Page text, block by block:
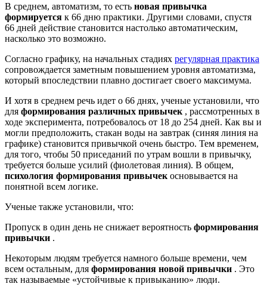
В среднем, автоматизм, то есть новая привычка
формируется к 66 дню практики. Другими словами, спустя
66 дней действие становится настолько автоматическим,
насколько это возможно.
Согласно графику, на начальных стадиях регулярная практика
сопровождается заметным повышением уровня автоматизма,
который впоследствии плавно достигает своего максимума.
И хотя в среднем речь идет о 66 днях, ученые установили, что
для формирования различных привычек , рассмотренных в
ходе эксперимента, потребовалось от 18 до 254 дней. Как вы и
могли предположить, стакан воды на завтрак (синяя линия на
графике) становится привычкой очень быстро. Тем временем,
для того, чтобы 50 приседаний по утрам вошли в привычку,
требуется больше усилий (фиолетовая линия). В общем,
психология формирования привычек основывается на
понятной всем логике.
Ученые также установили, что:
Пропуск в один день не снижает вероятность формирования
привычки .
Некоторым людям требуется намного больше времени, чем
всем остальным, для формирования новой привычки . Это
так называемые «устойчивые к привыканию» люди.